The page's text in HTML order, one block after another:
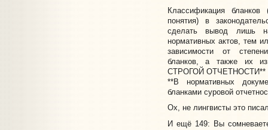
Классификация
понятия) в
сделать вывод лишь
нормативных актов, тем
зависимости от
бланков, а также их
СТРОГОЙ ОТЧЕТНОСТИ**
**В нормативных
бланками суровой
Ох, не лингвисты это
И ещё 149: Вы